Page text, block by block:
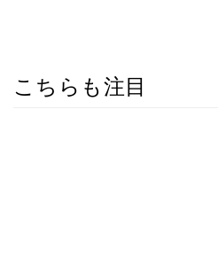
こちらも注目